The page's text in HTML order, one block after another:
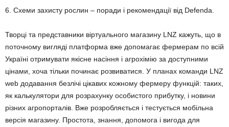
6. Схеми захисту рослин – поради і рекомендації від Defenda.
Творці та представники віртуального магазину LNZ кажуть, що в
поточному вигляді платформа вже допомагає фермерам по всій
Україні отримувати якісне насіння і агрохімію за доступними
цінами, хоча тільки починає розвиватися. У планах команди LNZ
web додавання безлічі цікавих кожному фермеру функцій: таких,
як калькулятори для розрахунку особистого прибутку, і новини
різних агропорталів. Вже розробляється і тестується мобільна
версія магазину. Простота, знання, допомога і вигода для